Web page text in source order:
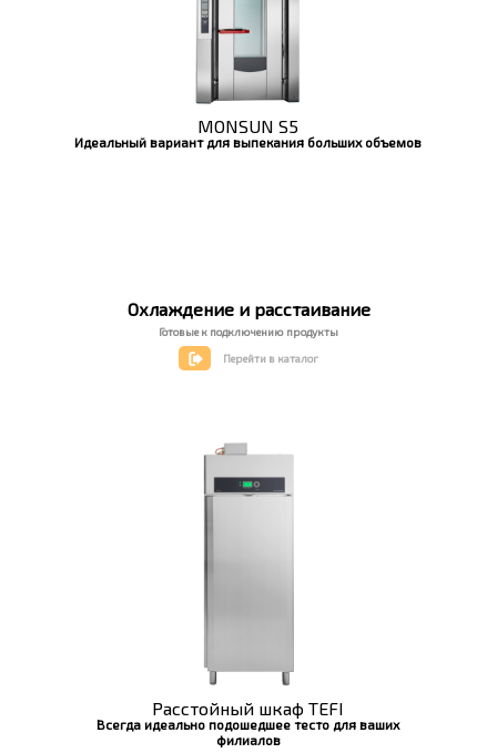
MONSUN S5
Идеальный вариант для выпекания больших объемов
Охлаждение и расстаивание
Готовые к подключению продукты
Перейти в каталог
Расстойный шкаф TEFI
Всегда идеально подошедшее тесто для ваших
филиалов